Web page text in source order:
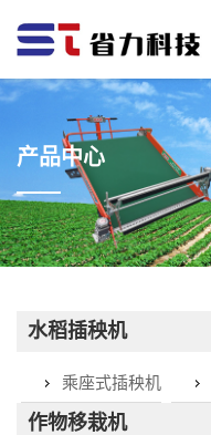
产品中心
水稻插秧机
乘座式插秧机
作物移栽机